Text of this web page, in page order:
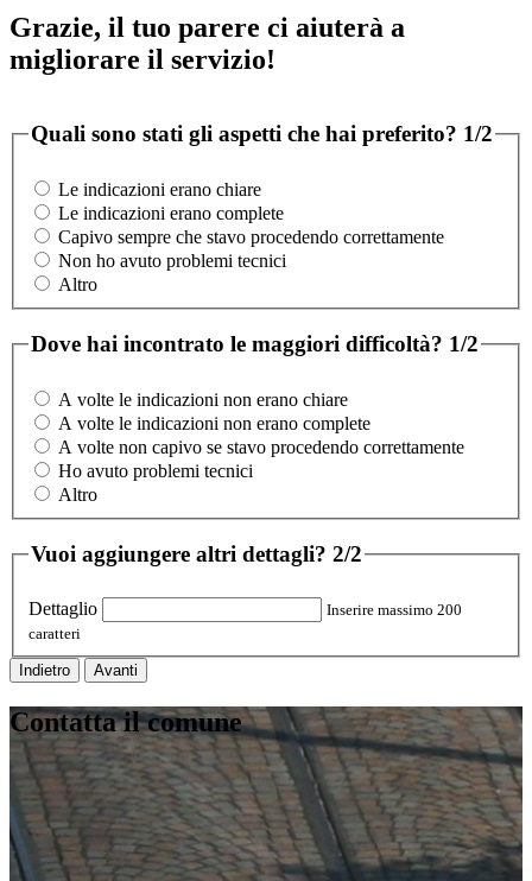
Grazie, il tuo parere ci aiuterà a
migliorare il servizio!
Quali sono stati gli aspetti che hai preferito? 1/2
Le indicazioni erano chiare
Le indicazioni erano complete
Capivo sempre che stavo procedendo correttamente
Non ho avuto problemi tecnici
Altro
Dove hai incontrato le maggiori difficoltà? 1/2
A volte le indicazioni non erano chiare
A volte le indicazioni non erano complete
A volte non capivo se stavo procedendo correttamente
Ho avuto problemi tecnici
Altro
Vuoi aggiungere altri dettagli? 2/2
Dettaglio
Inserire massimo 200
caratteri
Indietro Avanti
Contatta il comune